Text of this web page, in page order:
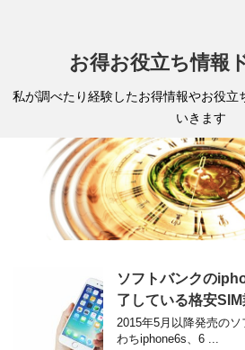
お得お役立ち情報
私が調べたり経験したお得情報やお役立
いきます
ソフトバンクの
了している格安
2015年5月以降発売の
わちiphone6s、6 ...